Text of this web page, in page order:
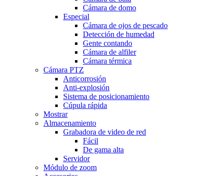
Cámara de domo
Especial
Cámara de ojos de pescado
Detección de humedad
Gente contando
Cámara de alfiler
Cámara térmica
Cámara PTZ
Anticorrosión
Anti-explosión
Sistema de posicionamiento
Cúpula rápida
Mostrar
Almacenamiento
Grabadora de video de red
Fácil
De gama alta
Servidor
Módulo de zoom